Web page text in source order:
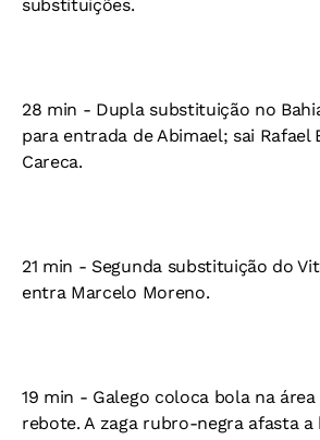
substituições.
28 min - Dupla substituição no
para entrada de Abimael; sai Rafael
Careca.
21 min - Segunda substituição do
entra Marcelo Moreno.
19 min - Galego coloca bola na
rebote. A zaga rubro-negra afasta a